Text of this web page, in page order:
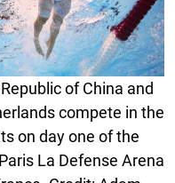
of China and
compete in the
on day one of the
La Defense Arena